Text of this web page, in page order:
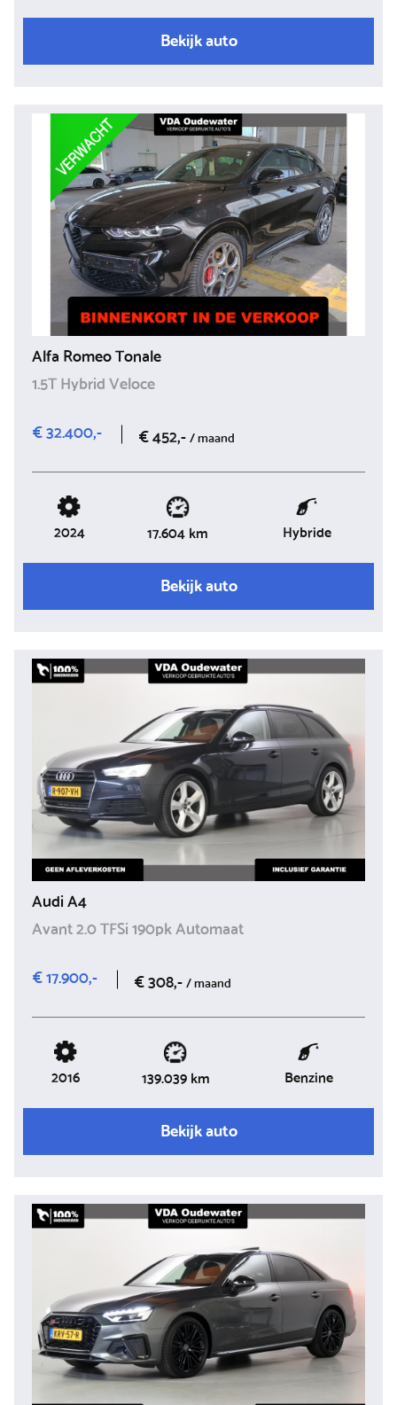
Bekijk auto
Alfa Romeo Tonale
1.5T Hybrid Veloce
€ 32.400,-
€ 452,-/ maand
2024 17.604 km Hybride
Bekijk auto
Audi A4
Avant 2.0 TFSi 190pk Automaat
€ 17.900,-
€ 308,-/ maand
2016 139.039 km Benzine
Bekijk auto